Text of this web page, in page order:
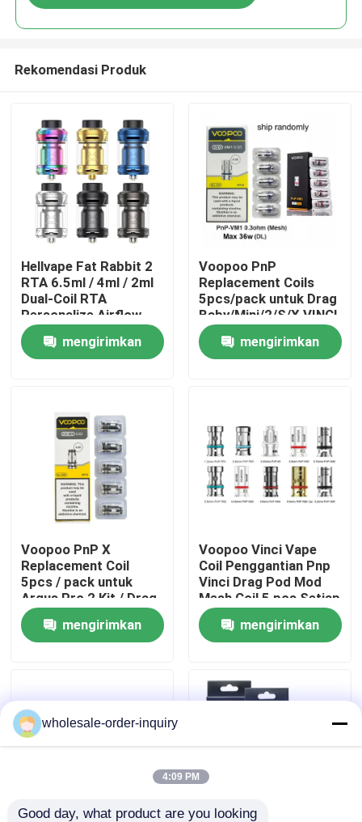
Rumah
Tentang kami
Tur Pabrik
Kontrol kualitas
Permintaan Penawaran
Vape Pod Sekali Pakai
Rekomendasi Produk
Hellvape Fat Rabbit 2
RTA 6.5ml / 4ml / 2ml
Dual-Coil RTA
Personalize Airflow
Tanks
mengirimkan
Voopoo PnP
Replacement Coils
5pcs/pack untuk Drag
Baby/Mini/2/S/X,VINCI
Series Kit,Argus
Pro,PnP 20/22,V.SUIT
mengirimkan
Voopoo PnP X
Replacement Coil
5pcs / pack untuk
Argus Pro 2 Kit / Drag
5 Kit / Uforce-X Tank /
Doric 60 Promengirimkan
Voopoo Vinci Vape
Coil Penggantian Pnp
Vinci Drag Pod Mod
Mesh Coil 5 pcs Setiap
Paket
mengirimkan
wholesale-order-inquiry
4:09 PM
Good day, what product are you looking